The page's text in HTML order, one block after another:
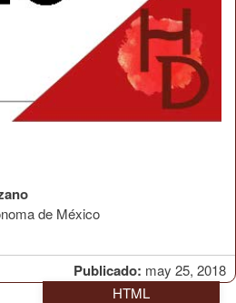
Publicado: may 25, 2018
de México
HTML